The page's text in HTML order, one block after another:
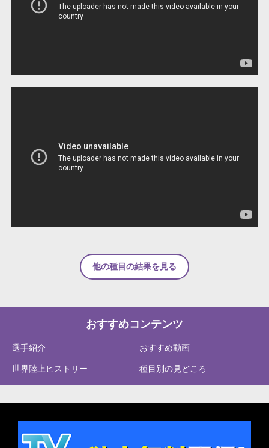
他の種目の結果を見る
おすすめコンテンツ
選手紹介 おすすめ動画
世界陸上ヒストリー 種目別の見どころ